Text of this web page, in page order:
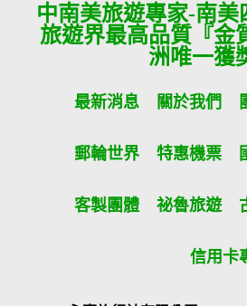
中南美旅遊專家-南美
旅遊界最高品質『金
洲唯一獲
最新消息 關於我們
郵輪世界 特惠機票
客製團體 祕魯旅遊
信用卡